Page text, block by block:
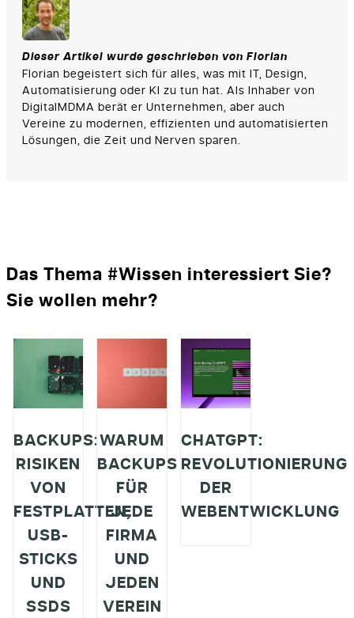
Dieser Artikel wurde geschrieben von Florian
Florian begeistert sich für alles, was mit IT, Design,
Automatisierung oder KI zu tun hat. Als Inhaber von
DigitalMDMA berät er Unternehmen, aber auch
Vereine zu modernen, effizienten und automatisierten
Lösungen, die Zeit und Nerven sparen.
Das Thema #Wissen interessiert Sie?
Sie wollen mehr?
BACKUPS:
RISIKEN
VON
FESTPLATTEN,
USB-
STICKS
UND
SSDS
WARUM
BACKUPS
FÜR
JEDE
FIRMA
UND
JEDEN
VEREIN
CHATGPT:
REVOLUTIONIERUNG
DER
WEBENTWICKLUNG